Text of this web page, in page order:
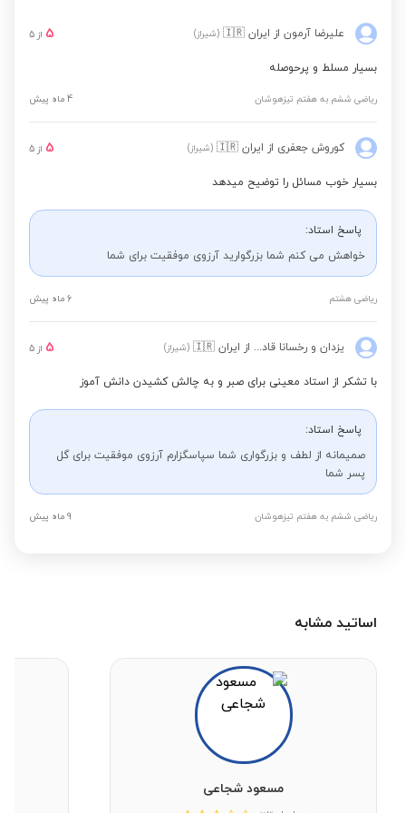
علیرضا آرمون از ایران 🇮🇷 (شیراز) 5 از 5
بسیار مسلط و پرحوصله
ریاضی ششم به هفتم تیزهوشان 4 ماه پیش
کوروش جعفری از ایران 🇮🇷 (شیراز) 5 از 5
بسیار خوب مسائل را توضیح میدهد
پاسخ استاد:
خواهش می کنم شما بزرگوارید آرزوی موفقیت برای شما
ریاضی هشتم 6 ماه پیش
یزدان و رخسانا قادری از ایران 🇮🇷 (شیراز) 5 از 5
با تشکر از استاد معینی برای صبر و به چالش کشیدن دانش آموز
پاسخ استاد:
صمیمانه از لطف و بزرگواری شما سپاسگزارم آرزوی موفقیت برای گل
پسر شما
ریاضی ششم به هفتم تیزهوشان 9 ماه پیش
اساتید مشابه
مسعود شجاعی